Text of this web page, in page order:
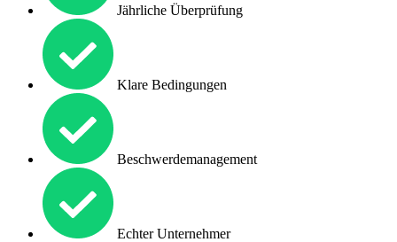
Jährliche Überprüfung
Klare Bedingungen
Beschwerdemanagement
Echter Unternehmer